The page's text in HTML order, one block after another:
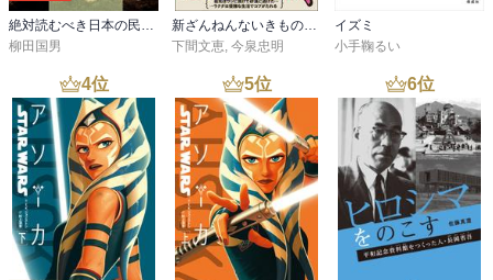
絶対読むべき日本の民話 遠野物語
柳田国男
新ざんねんないきもの事典 昔のざんねん、今のざんねん
下間文恵, 今泉忠明
イズミ
小手鞠るい
4位 5位 6位